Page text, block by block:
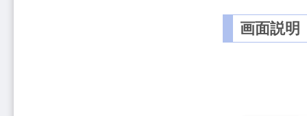
画面説明